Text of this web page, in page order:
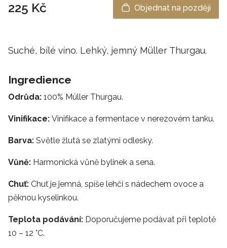
225 Kč Objednat na později
Suché, bílé víno. Lehký, jemný Müller Thurgau.
Ingredience
Odrůda: 100% Müller Thurgau.
Vinifikace: Vinifikace a fermentace v nerezovém tanku.
Barva: Světle žlutá se zlatými odlesky.
Vůně: Harmonická vůně bylinek a sena.
Chuť: Chuť je jemná, spíše lehčí s nádechem ovoce a
pěknou kyselinkou.
Teplota podávání: Doporučujeme podávat při teplotě
10 – 12 °C.